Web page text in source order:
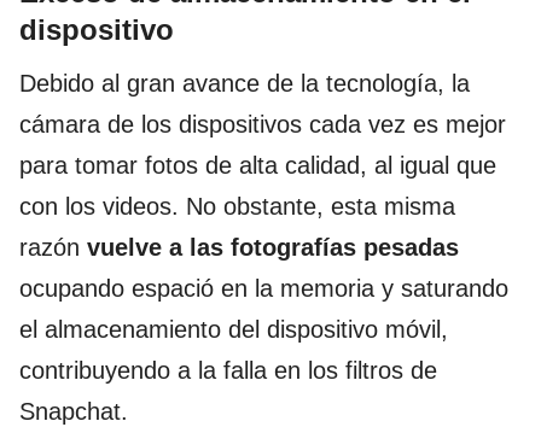
dispositivo
Debido al gran avance de la tecnología, la
cámara de los dispositivos cada vez es mejor
para tomar fotos de alta calidad, al igual que
con los videos. No obstante, esta misma
razón vuelve a las fotografías pesadas
ocupando espació en la memoria y saturando
el almacenamiento del dispositivo móvil,
contribuyendo a la falla en los filtros de
Snapchat.